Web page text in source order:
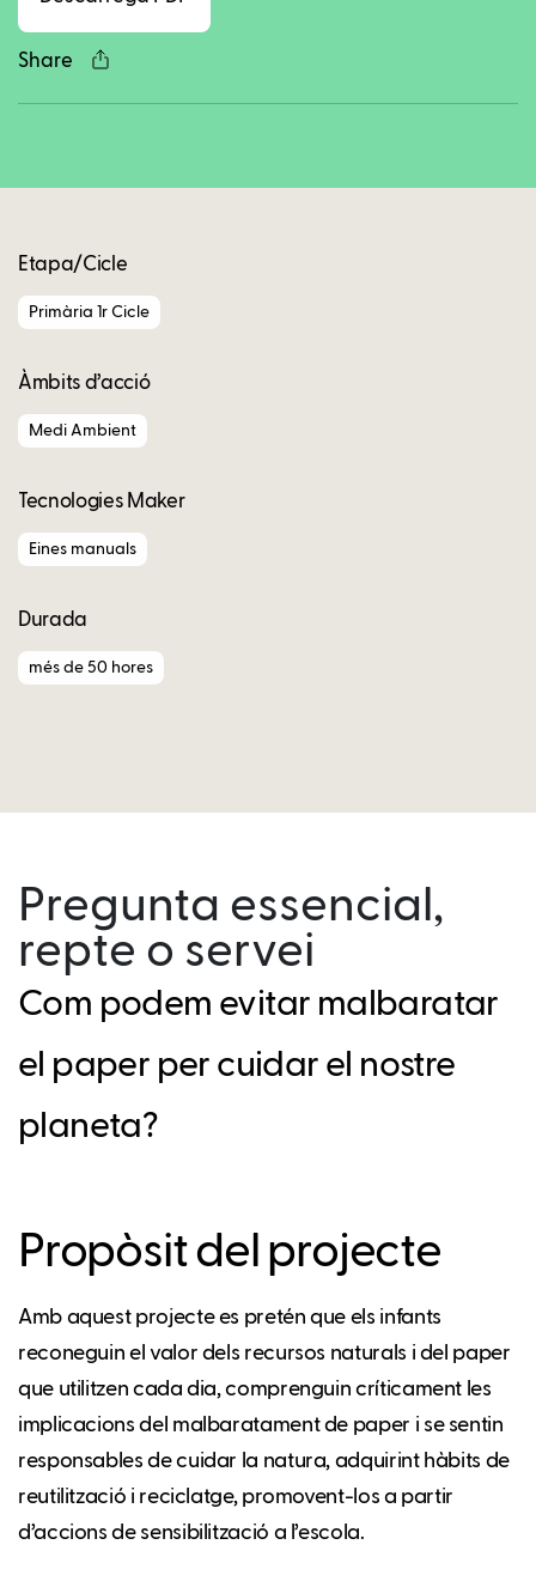
Share
Etapa/Cicle
Primària 1r Cicle
Àmbits d’acció
Medi Ambient
Tecnologies Maker
Eines manuals
Durada
més de 50 hores
Pregunta essencial,
repte o servei
Com podem evitar malbaratar
el paper per cuidar el nostre
planeta?
Propòsit del projecte
Amb aquest projecte es pretén que els infants
reconeguin el valor dels recursos naturals i del paper
que utilitzen cada dia, comprenguin críticament les
implicacions del malbaratament de paper i se sentin
responsables de cuidar la natura, adquirint hàbits de
reutilització i reciclatge, promovent-los a partir
d’accions de sensibilització a l’escola.